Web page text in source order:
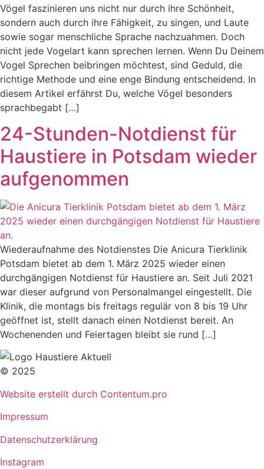
Vögel faszinieren uns nicht nur durch ihre Schönheit,
sondern auch durch ihre Fähigkeit, zu singen, und Laute
sowie sogar menschliche Sprache nachzuahmen. Doch
nicht jede Vogelart kann sprechen lernen. Wenn Du Deinem
Vogel Sprechen beibringen möchtest, sind Geduld, die
richtige Methode und eine enge Bindung entscheidend. In
diesem Artikel erfährst Du, welche Vögel besonders
sprachbegabt […]
24-Stunden-Notdienst für
Haustiere in Potsdam wieder
aufgenommen
Wiederaufnahme des Notdienstes Die Anicura Tierklinik
Potsdam bietet ab dem 1. März 2025 wieder einen
durchgängigen Notdienst für Haustiere an. Seit Juli 2021
war dieser aufgrund von Personalmangel eingestellt. Die
Klinik, die montags bis freitags regulär von 8 bis 19 Uhr
geöffnet ist, stellt danach einen Notdienst bereit. An
Wochenenden und Feiertagen bleibt sie rund […]
© 2025
Website erstellt durch Contentum.pro
Impressum
Datenschutzerklärung
Instagram